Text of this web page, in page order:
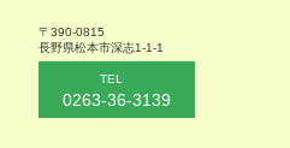
〒390-0815
長野県松本市深志1-1-1
TEL
0263-36-3139